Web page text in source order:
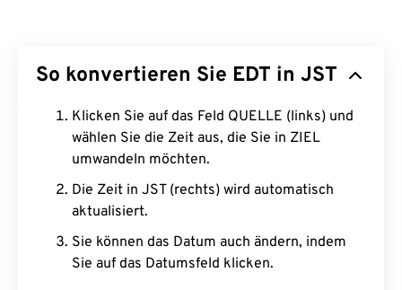
So konvertieren Sie EDT in JST
Klicken Sie auf das Feld QUELLE (links) und
wählen Sie die Zeit aus, die Sie in ZIEL
umwandeln möchten.
Die Zeit in JST (rechts) wird automatisch
aktualisiert.
Sie können das Datum auch ändern, indem
Sie auf das Datumsfeld klicken.